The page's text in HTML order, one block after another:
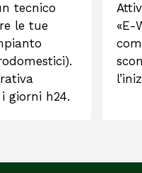
tecnico
le tue
giorni h24.
«E-